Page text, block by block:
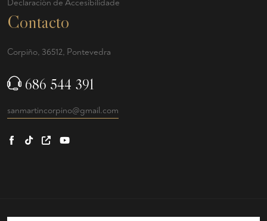
Declaración de Accesibilidade
Contacto
Corpiño, 36512, Pontevedra
686 544 391
sanmartincorpino@gmail.com